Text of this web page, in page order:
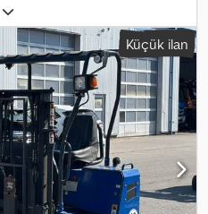
P19459 M + WhatsApp: Yapay
kendi dilinizde iletilir. * Motor:
* Nominal taşıma kapasitesi:
* İlk kayıt tarihi: 10-2018 * Boş
ağırlık: 2400 kg Codszp S Iijpfx
teleskopik çatallar Kullanılmış
işletmelere veya ihracat
kusurları garantisi dışında
bir garanti veya kefalet
kabul edilmez. Satın
ve test sürüşü yapılması
Küçük ilan